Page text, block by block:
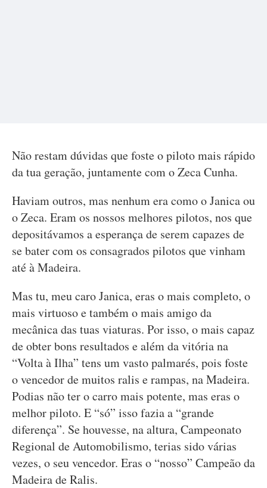
Não restam dúvidas que foste o piloto mais rápido
da tua geração, juntamente com o Zeca Cunha.
Haviam outros, mas nenhum era como o Janica ou
o Zeca. Eram os nossos melhores pilotos, nos que
depositávamos a esperança de serem capazes de
se bater com os consagrados pilotos que vinham
até à Madeira.
Mas tu, meu caro Janica, eras o mais completo, o
mais virtuoso e também o mais amigo da
mecânica das tuas viaturas. Por isso, o mais capaz
de obter bons resultados e além da vitória na
“Volta à Ilha” tens um vasto palmarés, pois foste
o vencedor de muitos ralis e rampas, na Madeira.
Podias não ter o carro mais potente, mas eras o
melhor piloto. E “só” isso fazia a “grande
diferença”. Se houvesse, na altura, Campeonato
Regional de Automobilismo, terias sido várias
vezes, o seu vencedor. Eras o “nosso” Campeão da
Madeira de Ralis.